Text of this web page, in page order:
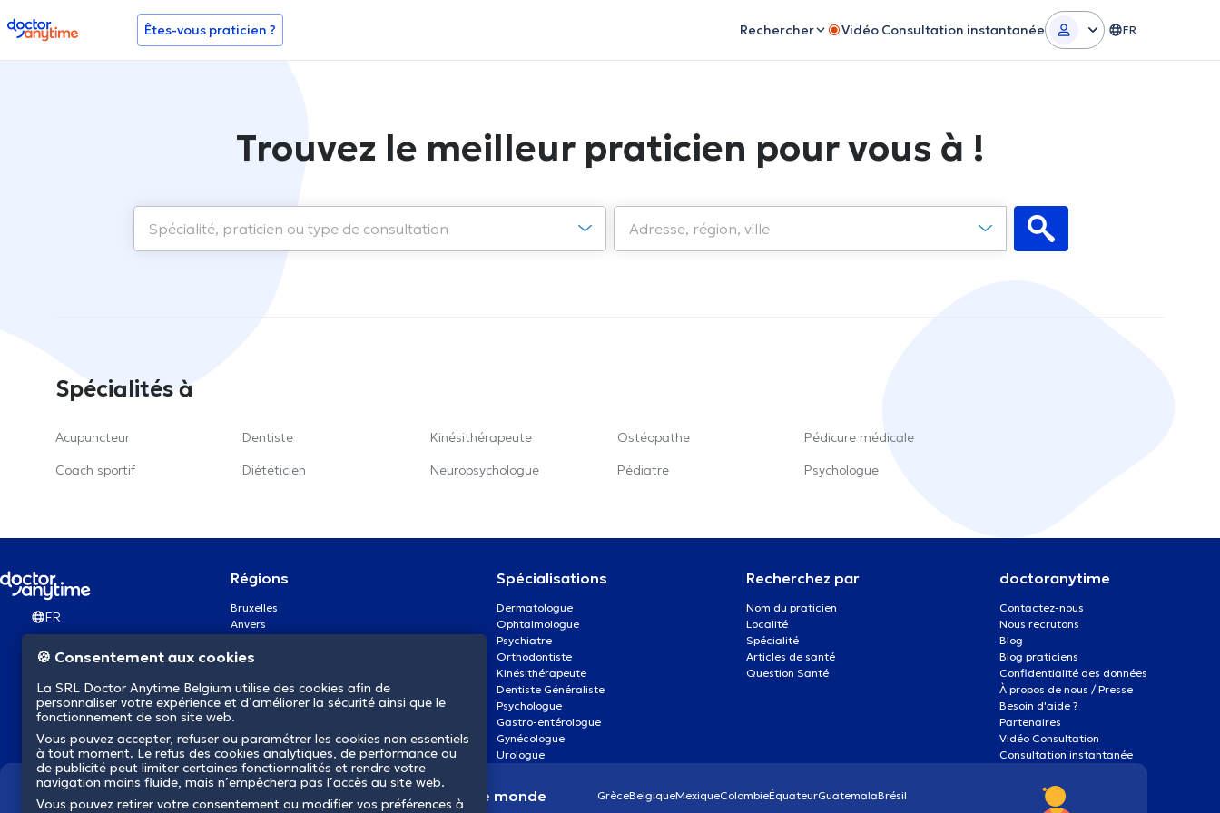
doctoranytime Êtes-vous praticien ? Rechercher Vidéo Consultation instantanée FR
Trouvez le meilleur praticien pour vous à !
Spécialités à
Acupuncteur
Coach sportif
Dentiste
Diététicien
Kinésithérapeute
Neuropsychologue
Ostéopathe
Pédiatre
Pédicure médicale
Psychologue
FR
Régions
Bruxelles
Anvers
Charleroi
Bruges
Namur
Louvain
Mons
Aalst Flandre-Orientale
Spécialisations
Dermatologue
Ophtalmologue
Psychiatre
Orthodontiste
Kinésithérapeute
Dentiste Généraliste
Psychologue
Gastro-entérologue
Gynécologue
Urologue
Recherchez par
Nom du praticien
Localité
Spécialité
Articles de santé
Question Santé
doctoranytime
Contactez-nous
Nous recrutons
Blog
Blog praticiens
Confidentialité des données
À propos de nous / Presse
Besoin d'aide ?
Partenaires
Vidéo Consultation
Consultation instantanée
Nous révolutionnons la santé dans le monde GrèceBelgiqueMexiqueColombieÉquateurGuatemalaBrésil
🍪 Consentement aux cookies
La SRL Doctor Anytime Belgium utilise des cookies afin de
personnaliser votre expérience et d’améliorer la sécurité ainsi que le
fonctionnement de son site web.
Vous pouvez accepter, refuser ou paramétrer les cookies non essentiels
à tout moment. Le refus des cookies analytiques, de performance ou
de publicité peut limiter certaines fonctionnalités et rendre votre
navigation moins fluide, mais n’empêchera pas l’accès au site web.
Vous pouvez retirer votre consentement ou modifier vos préférences à